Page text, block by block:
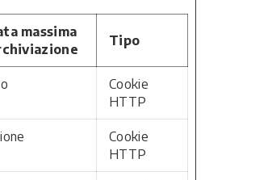
massima
Tipo
Cookie
HTTP
Cookie
HTTP